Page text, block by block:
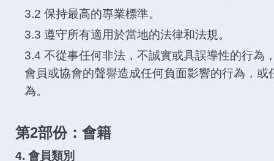
3.2 保持最高的專業標準。
3.3 遵守所有適用於當地的法律和法規。
3.4 不從事任何非法，不誠實或具誤導性的行為
會員或協會的聲譽造成任何負面影響的行為，或
為。
第2部份：會籍
4. 會員類別